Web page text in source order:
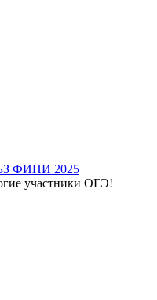
ФИПИ 2025
участники ОГЭ!